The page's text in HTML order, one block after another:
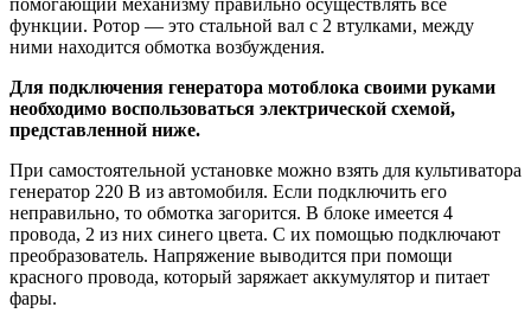
функции. Ротор — это стальной вал с 2 втулками, между
ними находится обмотка возбуждения.
Для подключения генератора мотоблока своими руками
необходимо воспользоваться электрической схемой,
представленной ниже.
При самостоятельной установке можно взять для культиватора
генератор 220 В из автомобиля. Если подключить его
неправильно, то обмотка загорится. В блоке имеется 4
провода, 2 из них синего цвета. С их помощью подключают
преобразователь. Напряжение выводится при помощи
красного провода, который заряжает аккумулятор и питает
фары.